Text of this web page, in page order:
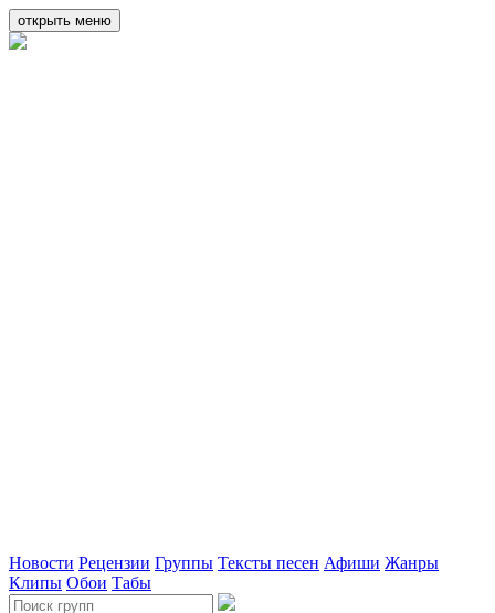
открыть меню
Новости Рецензии Группы Тексты песен Афиши Жанры
Клипы Обои Табы